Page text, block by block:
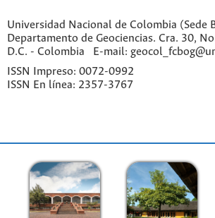
Universidad Nacional de Colombia (Sede
Departamento de Geociencias. Cra. 30,
D.C. - Colombia E-mail:
ISSN Impreso: 0072-0992
ISSN En línea: 2357-3767